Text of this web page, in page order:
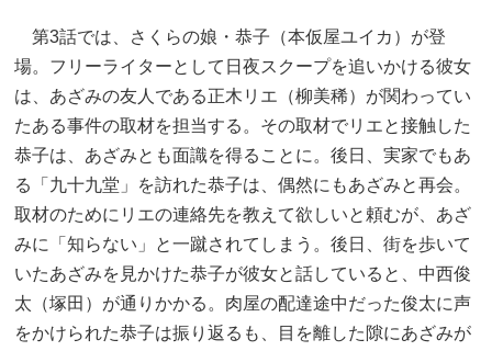
第3話では、さくらの娘・恭子（本仮屋ユイカ）が登
場。フリーライターとして日夜スクープを追いかける彼女
は、あざみの友人である正木リエ（柳美稀）が関わってい
たある事件の取材を担当する。その取材でリエと接触した
恭子は、あざみとも面識を得ることに。後日、実家でもあ
る「九十九堂」を訪れた恭子は、偶然にもあざみと再会。
取材のためにリエの連絡先を教えて欲しいと頼むが、あざ
みに「知らない」と一蹴されてしまう。後日、街を歩いて
いたあざみを見かけた恭子が彼女と話していると、中西俊
太（塚田）が通りかかる。肉屋の配達途中だった俊太に声
をかけられた恭子は振り返るも、目を離した隙にあざみが